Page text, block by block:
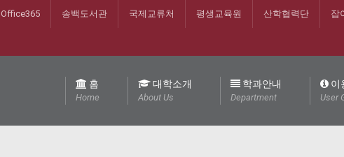
Office365 송백도서관 국제교류처 평생교육원 산학협력단 잡
홈
Home
대학소개
About Us
학과안내
Department
이
User